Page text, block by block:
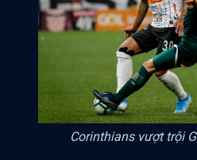
Corinthians vượt trội